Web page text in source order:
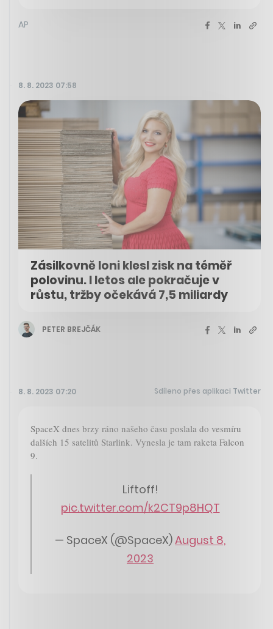
AP
8. 8. 2023 07:58
Zásilkovně loni klesl zisk na téměř
polovinu. I letos ale pokračuje v
růstu, tržby očekává 7,5 miliardy
PETER BREJČÁK
8. 8. 2023 07:20 Sdíleno přes aplikaci Twitter
SpaceX dnes brzy ráno našeho času poslala do vesmíru
dalších 15 satelitů Starlink. Vynesla je tam raketa Falcon
9.
Liftoff!
pic.twitter.com/k2CT9p8HQT
— SpaceX (@SpaceX)August 8,
2023